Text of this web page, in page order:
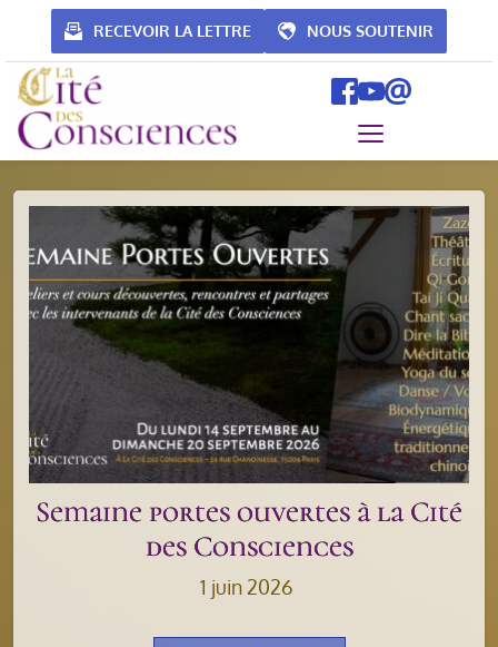
contenu
RECEVOIR LA LETTRE NOUS SOUTENIR
Semaine portes ouvertes à la Cité
des Consciences
1 juin 2026